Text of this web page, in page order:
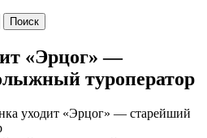
«Эрцог» —
туроператор
уходит «Эрцог» — старейший